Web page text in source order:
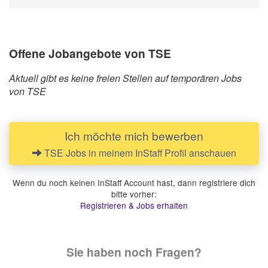
Offene Jobangebote von TSE
Aktuell gibt es keine freien Stellen auf temporären Jobs
von TSE
Ich möchte mich bewerben
TSE Jobs in meinem InStaff Profil anschauen
Wenn du noch keinen InStaff Account hast, dann registriere dich
bitte vorher:
Registrieren & Jobs erhalten
Sie haben noch Fragen?